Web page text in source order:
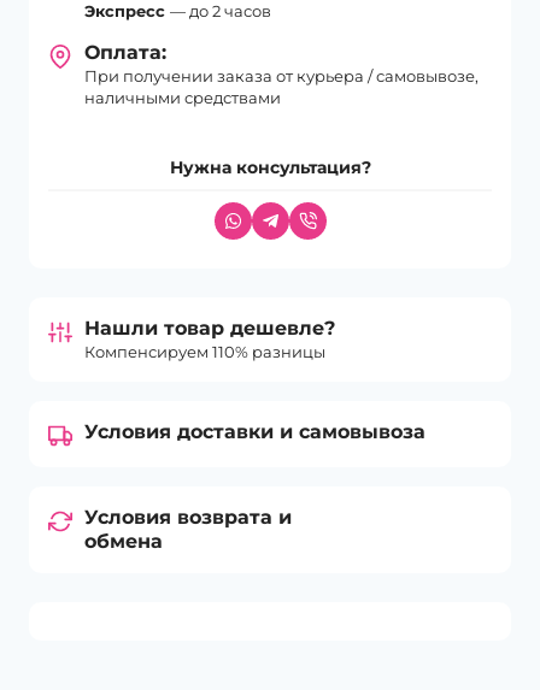
Экспресс — до 2 часов
Оплата:
При получении заказа от курьера / самовывозе,
наличными средствами
Нужна консультация?
Нашли товар дешевле?
Компенсируем 110% разницы
Условия доставки и самовывоза
Условия возврата и
обмена